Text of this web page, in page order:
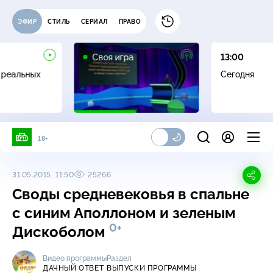
ЭФИР СТИЛЬ СЕРИАЛ ПРАВО
Своя игра
0+
13:00
Сегодня
18+
31.05.2015, 11:50 25266
Своды средневековья в спальне
с синим Аполлоном и зеленым
Дискоболом 0+
Видео программы
ДАЧНЫЙ ОТВЕТ
Раздел
ВЫПУСКИ ПРОГРАММЫ